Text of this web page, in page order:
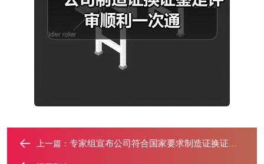
上一篇： 专家组宣布公司符合国家要求制造证换证成功！